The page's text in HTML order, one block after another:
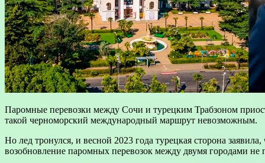
Паромные перевозки между Сочи и турецким Трабзоном
такой черноморский международный маршрут невозможным.
Но лед тронулся, и весной 2023 года турецкая сторона
возобновление паромных перевозок между двумя городами